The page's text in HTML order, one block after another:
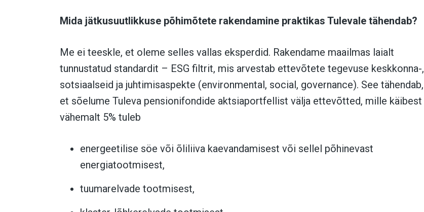
Mida jätkusuutlikkuse põhimõtete rakendamine praktikas Tulevale tähendab?
Me ei teeskle, et oleme selles vallas eksperdid. Rakendame maailmas laialt
tunnustatud standardit – ESG filtrit, mis arvestab ettevõtete tegevuse keskkonna-,
sotsiaalseid ja juhtimisaspekte (environmental, social, governance). See tähendab,
et sõelume Tuleva pensionifondide aktsiaportfellist välja ettevõtted, mille käibest
vähemalt 5% tuleb
energeetilise söe või õliliiva kaevandamisest või sellel põhinevast
energiatootmisest,
tuumarelvade tootmisest,